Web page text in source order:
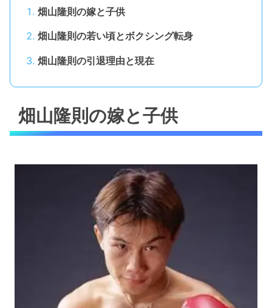
畑山隆則の嫁と子供
畑山隆則の若い頃とボクシング転身
畑山隆則の引退理由と現在
畑山隆則の嫁と子供